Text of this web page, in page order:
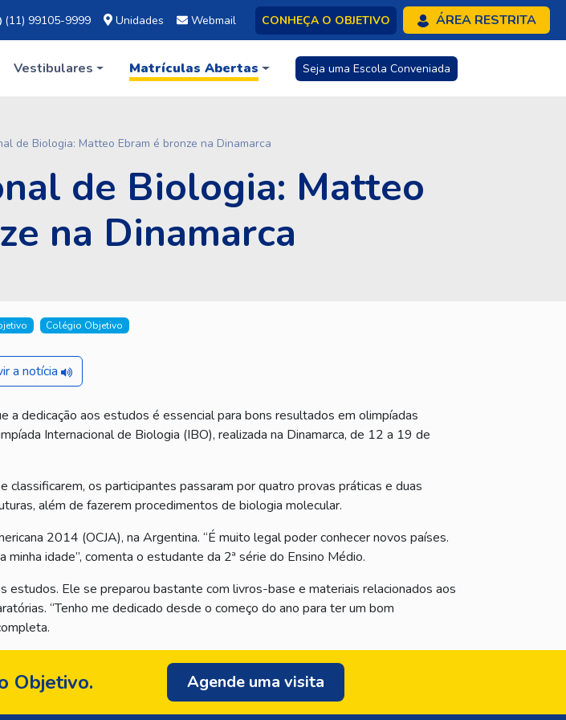
(11) 99105-9999 Unidades Webmail CONHEÇA O OBJETIVO ÁREA RESTRITA
Vestibulares Matrículas Abertas Seja uma Escola Conveniada
de Biologia: Matteo Ebram é bronze na Dinamarca
de Biologia: Matteo
na Dinamarca
Colégio Objetivo
a notícia
a dedicação aos estudos é essencial para bons resultados em olimpíadas
Internacional de Biologia (IBO), realizada na Dinamarca, de 12 a 19 de
os participantes passaram por quatro provas práticas e duas
além de fazerem procedimentos de biologia molecular.
2014 (OCJA), na Argentina. “É muito legal poder conhecer novos países.
idade”, comenta o estudante da 2ª série do Ensino Médio.
Ele se preparou bastante com livros-base e materiais relacionados aos
“Tenho me dedicado desde o começo do ano para ter um bom
Objetivo. Agende uma visita